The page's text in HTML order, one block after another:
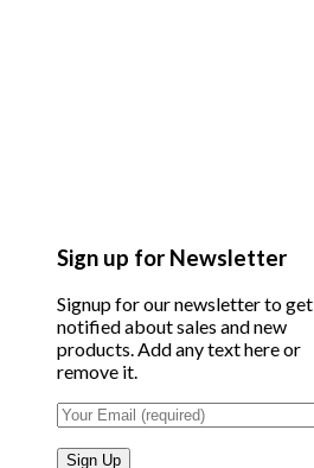
Sign up for Newsletter
Signup for our newsletter to get
notified about sales and new
products. Add any text here or
remove it.